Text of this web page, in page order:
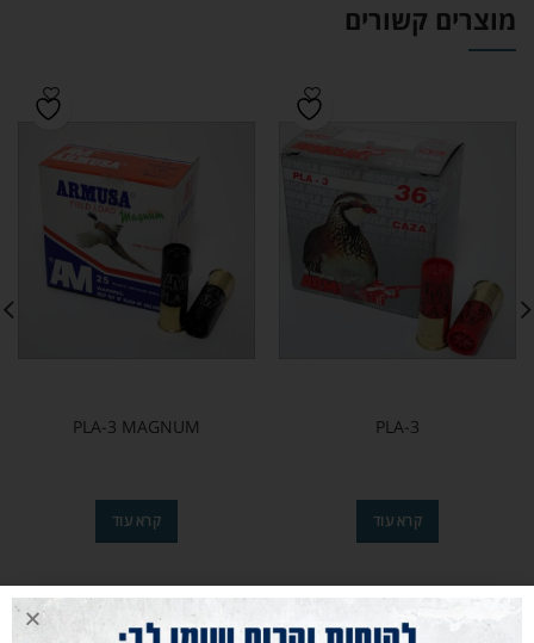
מוצרים קשורים
PLA-3
קרא עוד
PLA-3 MAGNUM
קרא עוד